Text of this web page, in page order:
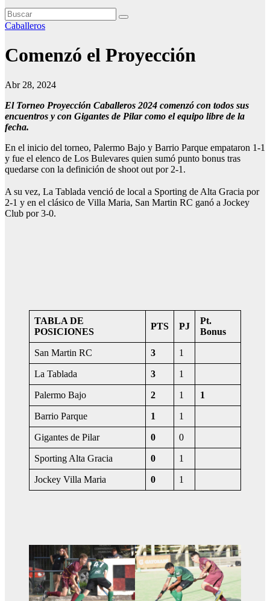
Caballeros
Comenzó el Proyección
Abr 28, 2024
El Torneo Proyección Caballeros 2024 comenzó con todos sus
encuentros y con Gigantes de Pilar como el equipo libre de la
fecha.
En el inicio del torneo, Palermo Bajo y Barrio Parque empataron 1-1
y fue el elenco de Los Bulevares quien sumó punto bonus tras
quedarse con la definición de shoot out por 2-1.
A su vez, La Tablada venció de local a Sporting de Alta Gracia por
2-1 y en el clásico de Villa Maria, San Martin RC ganó a Jockey
Club por 3-0.
TABLA DE
POSICIONES
PTS PJ
Pt.
Bonus
San Martin RC 3 1
La Tablada 3 1
Palermo Bajo 2 1 1
Barrio Parque 1 1
Gigantes de Pilar 0 0
Sporting Alta Gracia 0 1
Jockey Villa Maria 0 1